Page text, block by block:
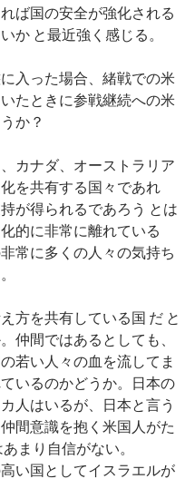
ば国の安全が強化される
か と最近強く感じる。
入った場合、緒戦での米
たときに参戦継続への米
か？
カナダ、オーストラリア
を共有する国々であれ
が得られるであろう とは
的に非常に離れている
常に多くの人々の気持ち
方を共有している国 だ と
仲間ではあるとしても、
若い人々の血を流してま
いるのかどうか。日本の
人はいるが、日本と言う
間意識を抱く米国人がた
まり自信がない。
い国としてイスラエルが